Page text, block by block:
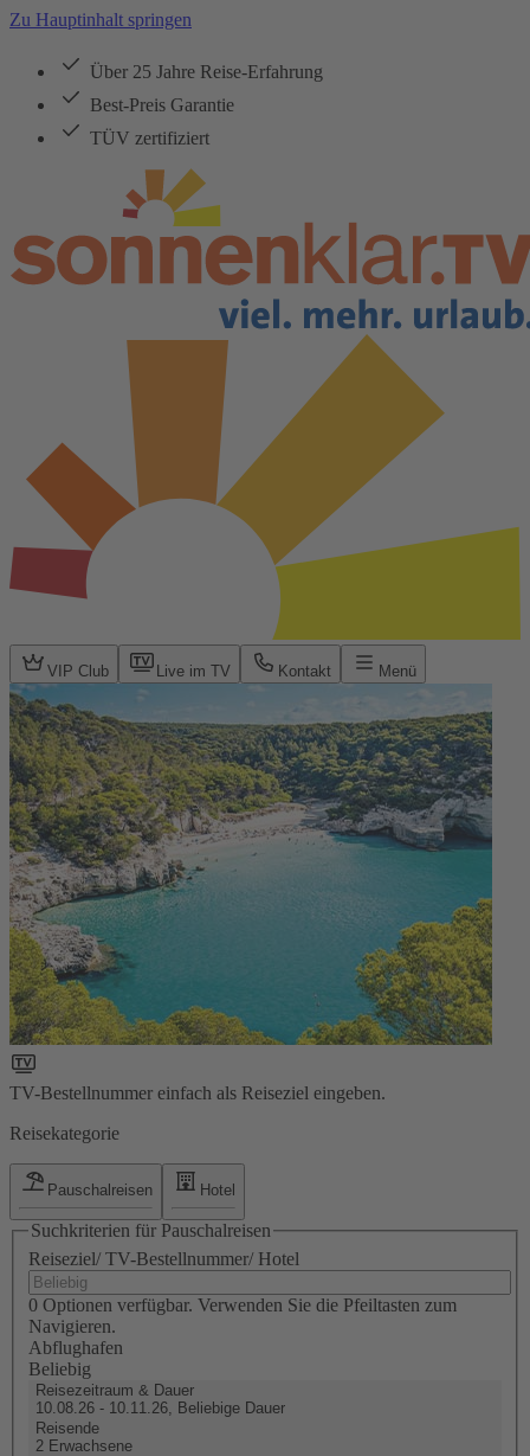
Zu Hauptinhalt springen
Über 25 Jahre Reise-Erfahrung
Best-Preis Garantie
TÜV zertifiziert
VIP Club Live im TV Kontakt Menü
TV-Bestellnummer einfach als Reiseziel eingeben.
Reisekategorie
Pauschalreisen Hotel
Suchkriterien für Pauschalreisen
Reiseziel/ TV-Bestellnummer/ Hotel
0 Optionen verfügbar. Verwenden Sie die Pfeiltasten zum
Navigieren.
Abflughafen
Beliebig
Reisezeitraum & Dauer
10.08.26 - 10.11.26, Beliebige Dauer
Reisende
2 Erwachsene